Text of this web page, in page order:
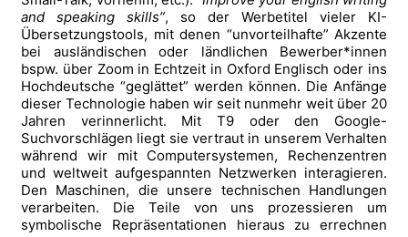
and speaking skills”, so der Werbetitel vieler KI-
Übersetzungstools, mit denen “unvorteilhafte” Akzente
bei ausländischen oder ländlichen Bewerber*innen
bspw. über Zoom in Echtzeit in Oxford Englisch oder ins
Hochdeutsche “geglättet” werden können. Die Anfänge
dieser Technologie haben wir seit nunmehr weit über 20
Jahren verinnerlicht. Mit T9 oder den Google-
Suchvorschlägen liegt sie vertraut in unserem Verhalten
während wir mit Computersystemen, Rechenzentren
und weltweit aufgespannten Netzwerken interagieren.
Den Maschinen, die unsere technischen Handlungen
verarbeiten. Die Teile von uns prozessieren um
symbolische Repräsentationen hieraus zu errechnen